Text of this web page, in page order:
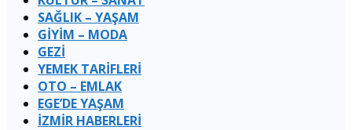
SAĞLIK – YAŞAM
GİYİM – MODA
GEZİ
YEMEK TARİFLERİ
OTO – EMLAK
EGE’DE YAŞAM
İZMİR HABERLERİ